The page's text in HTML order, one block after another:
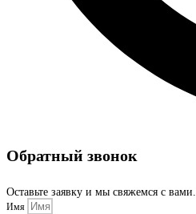
Обратный звонок
Оставьте заявку и мы свяжемся с вами.
Имя